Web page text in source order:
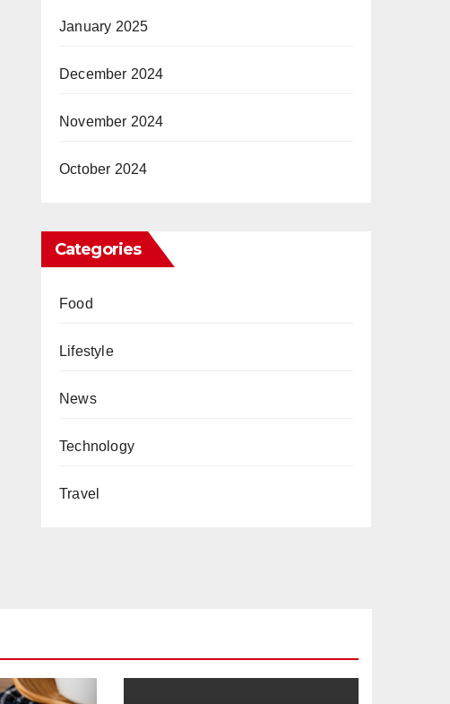
January 2025
December 2024
November 2024
October 2024
Categories
Food
Lifestyle
News
Technology
Travel